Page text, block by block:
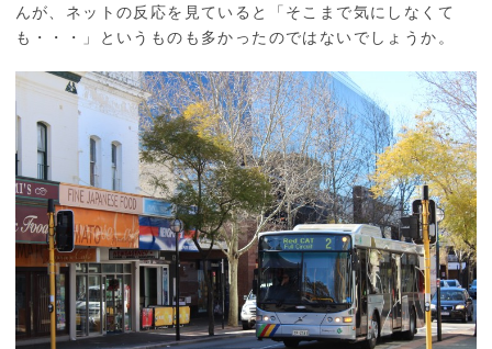
んが、ネットの反応を見ていると「そこまで気にしなくて
も・・・」というものも多かったのではないでしょうか。